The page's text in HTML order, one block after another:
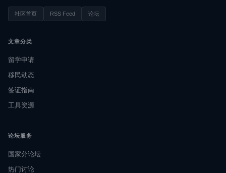
社区首页 RSS Feed 论坛
文章分类
留学申请
移民动态
签证指南
工具资源
论坛服务
国家分论坛
热门讨论